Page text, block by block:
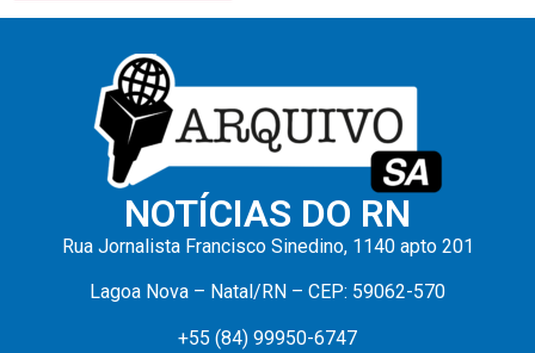
NOTÍCIAS DO RN
Rua Jornalista Francisco Sinedino, 1140 apto 201
Lagoa Nova – Natal/RN – CEP: 59062-570
+55 (84) 99950-6747